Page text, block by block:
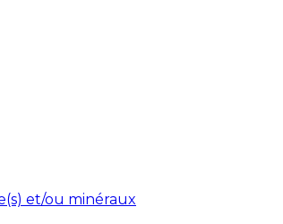
et/ou minéraux